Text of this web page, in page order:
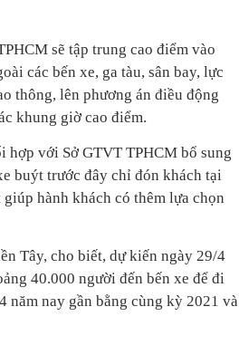
sẽ tập trung cao điểm vào
các bến xe, ga tàu, sân bay, lực
thông, lên phương án điều động
khung giờ cao điểm.­­
hợp với Sở GTVT TPHCM bổ sung
buýt trước đây chỉ đón khách tại
hành khách có thêm lựa chọn
Tây, cho biết, dự kiến ngày 29/4
40.000 người đến bến xe để đi
năm nay gần bằng cùng kỳ 2021 và